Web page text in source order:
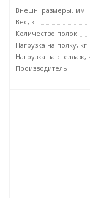
Внешн. размеры, мм
Вес, кг
Количество полок
Нагрузка на полку, кг
Нагрузка на стеллаж,
Производитель